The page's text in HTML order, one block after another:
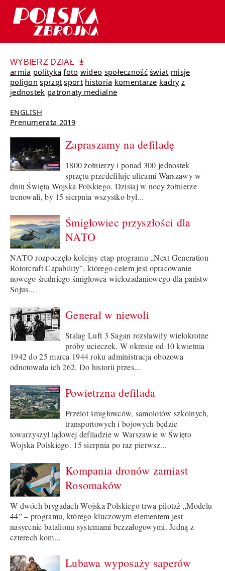
WYBIERZ DZIAŁ
armia polityka foto wideo społeczność świat misje
poligon sprzęt sport historia komentarze kadry z
jednostek patronaty medialne
ENGLISH
Prenumerata 2019
Zapraszamy na defiladę
1800 żołnierzy i ponad 300 jednostek
sprzętu przedefiluje ulicami Warszawy w
dniu Święta Wojska Polskiego. Dzisiaj w nocy żołnierze
trenowali, by 15 sierpnia wszystko był...
Śmigłowiec przyszłości dla
NATO
NATO rozpoczęło kolejny etap programu „Next Generation
Rotorcraft Capability”, którego celem jest opracowanie
nowego średniego śmigłowca wielozadaniowego dla państw
Sojus...
Generał w niewoli
Stalag Luft 3 Sagan rozsławiły wielokrotne
próby ucieczek. W okresie od 10 kwietnia
1942 do 25 marca 1944 roku administracja obozowa
odnotowała ich 262. Do historii przes...
Powietrzna defilada
Przelot śmigłowców, samolotów szkolnych,
transportowych i bojowych będzie
towarzyszył lądowej defiladzie w Warszawie w Święto
Wojska Polskiego. 15 sierpnia po raz pierwsz...
Kompania dronów zamiast
Rosomaków
W dwóch brygadach Wojska Polskiego trwa pilotaż „Modelu
44” – programu, którego kluczowym elementem jest
nasycenie batalionu systemami bezzałogowymi. Jedną z
czterech kom...
Lubawa wyposaży saperów